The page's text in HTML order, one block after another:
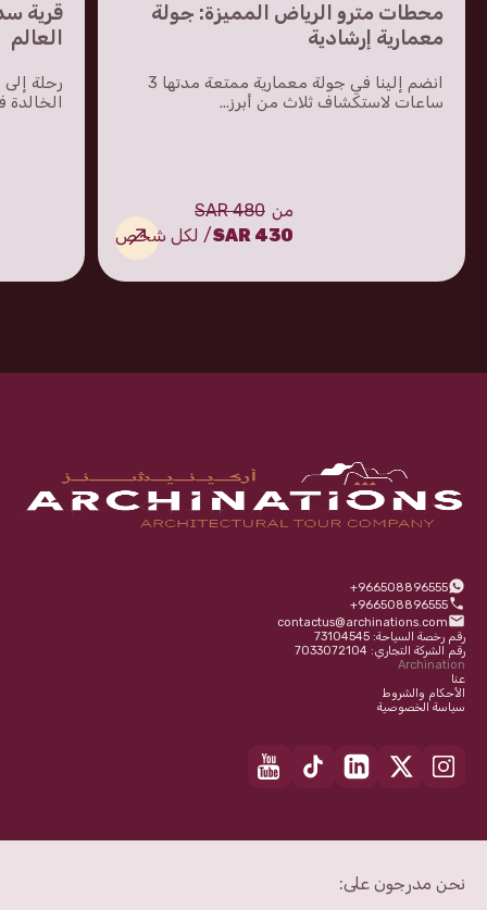
محطات مترو الرياض المميزة: جولة
معمارية إرشادية
انضم إلينا في جولة معمارية ممتعة مدتها 3
ساعات لاستكشاف ثلاث من أبرز...
من 480 SAR
430 SAR
/ لكل شخص
قرية
العالم
رحلة
+966508896555
+966508896555
contactus@archinations.com
رقم رخصة السياحة: 73104545
رقم الشركة التجاري: 7033072104
Archination
عنا
الأحكام والشروط
سياسة الخصوصية
نحن مدرجون على: